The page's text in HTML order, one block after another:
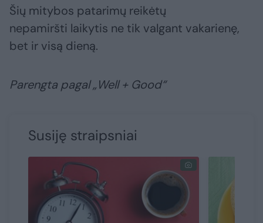
Šių mitybos patarimų reikėtų
nepamiršti laikytis ne tik valgant vakarienę,
bet ir visą dieną.
Parengta pagal „Well + Good“
Susiję straipsniai